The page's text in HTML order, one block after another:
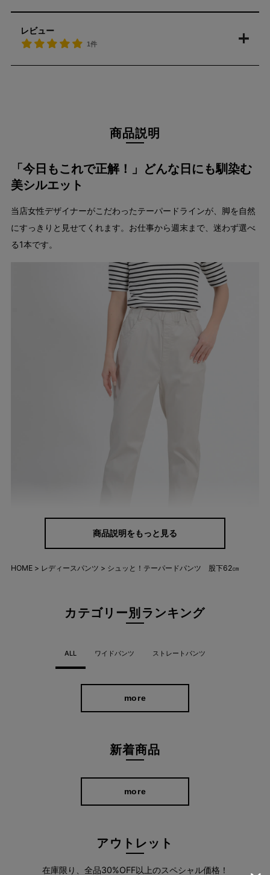
レビュー
1件
商品説明
「今日もこれで正解！」どんな日にも馴染む
美シルエット
当店女性デザイナーがこだわったテーパードラインが、脚を自然
にすっきりと見せてくれます。お仕事から週末まで、迷わず選べ
る1本です。
座る・歩く・しゃがむ…どんな動きもスムーズに。なのに見た目
そ叶う「ラクきれい」な仕上がりです。
商品説明をもっと見る
HOME レディースパンツ シュッと！テーパードパンツ 股下62㎝
カテゴリー別ランキング
ALL ワイドパンツ ストレートパンツ
more
新着商品
more
アウトレット
在庫限り、全品30%OFF以上のスペシャル価格！